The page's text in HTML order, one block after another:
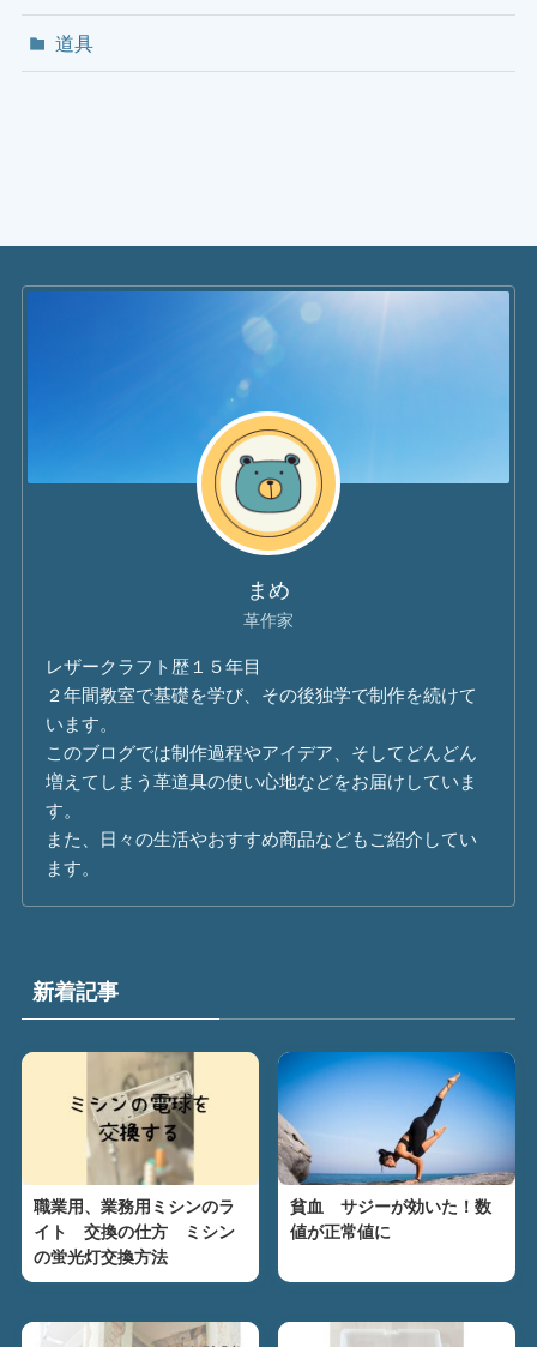
道具
まめ
革作家
レザークラフト歴１５年目
２年間教室で基礎を学び、その後独学で制作を続けて
います。
このブログでは制作過程やアイデア、そしてどんどん
増えてしまう革道具の使い心地などをお届けしていま
す。
また、日々の生活やおすすめ商品などもご紹介してい
ます。
新着記事
職業用、業務用ミシンのラ
イト 交換の仕方 ミシン
の蛍光灯交換方法
貧血 サジーが効いた！数
値が正常値に